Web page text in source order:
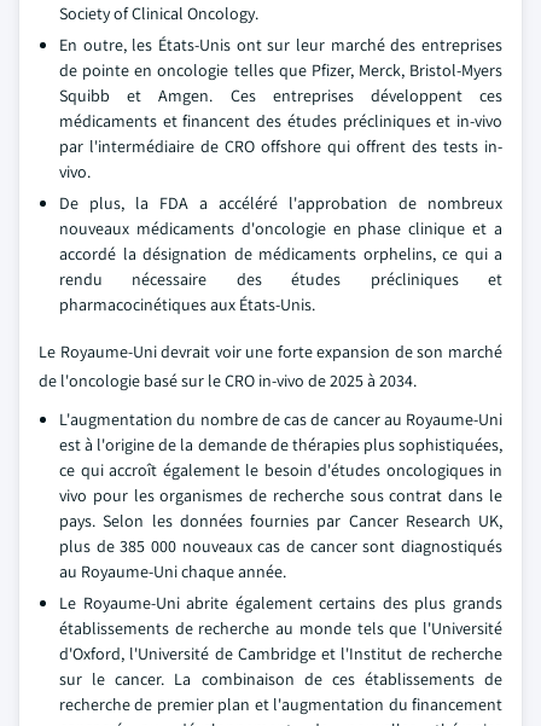
Society of Clinical Oncology.
En outre, les États-Unis ont sur leur marché des entreprises
de pointe en oncologie telles que Pfizer, Merck, Bristol-Myers
Squibb et Amgen. Ces entreprises développent ces
médicaments et financent des études précliniques et in-vivo
par l'intermédiaire de CRO offshore qui offrent des tests in-
vivo.
De plus, la FDA a accéléré l'approbation de nombreux
nouveaux médicaments d'oncologie en phase clinique et a
accordé la désignation de médicaments orphelins, ce qui a
rendu nécessaire des études précliniques et
pharmacocinétiques aux États-Unis.
Le Royaume-Uni devrait voir une forte expansion de son marché
de l'oncologie basé sur le CRO in-vivo de 2025 à 2034.
L'augmentation du nombre de cas de cancer au Royaume-Uni
est à l'origine de la demande de thérapies plus sophistiquées,
ce qui accroît également le besoin d'études oncologiques in
vivo pour les organismes de recherche sous contrat dans le
pays. Selon les données fournies par Cancer Research UK,
plus de 385 000 nouveaux cas de cancer sont diagnostiqués
au Royaume-Uni chaque année.
Le Royaume-Uni abrite également certains des plus grands
établissements de recherche au monde tels que l'Université
d'Oxford, l'Université de Cambridge et l'Institut de recherche
sur le cancer. La combinaison de ces établissements de
recherche de premier plan et l'augmentation du financement